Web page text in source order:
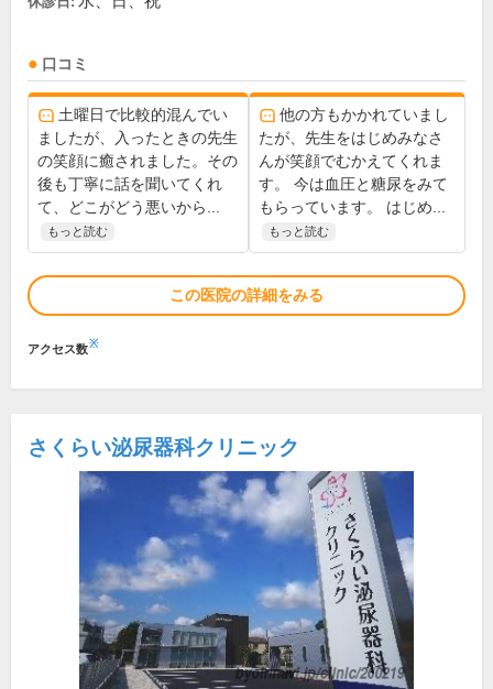
口コミ
土曜日で比較的混んでい
ましたが、入ったときの先生
の笑顔に癒されました。その
後も丁寧に話を聞いてくれ
て、どこがどう悪いから...
もっと読む
他の方もかかれていまし
たが、先生をはじめみなさ
んが笑顔でむかえてくれま
す。 今は血圧と糖尿をみて
もらっています。 はじめ...
もっと読む
この医院の詳細をみる
アクセス数※
さくらい泌尿器科クリニック